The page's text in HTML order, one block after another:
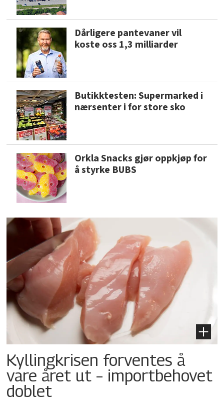
Dårligere pantevaner vil
koste oss 1,3 milliarder
Butikktesten: Supermarked i
nærsenter i for store sko
Orkla Snacks gjør oppkjøp for
å styrke BUBS
Kyllingkrisen forventes å
vare året ut – importbehovet
doblet